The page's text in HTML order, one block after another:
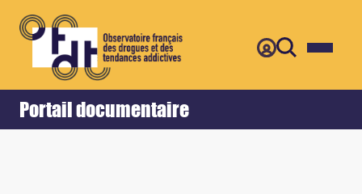
Portail documentaire
Accueil Retour